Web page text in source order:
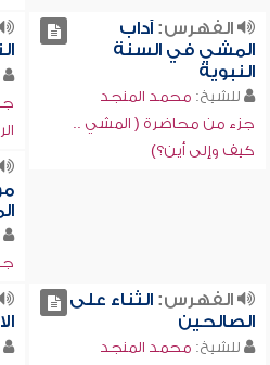
الفهرس:آداب
المشي في السنة
النبوية
للشيخ: محمد المنجد
جزء من محاضرة ( المشي ..
كيف وإلى أين؟)
الفهرس:الثناء على
الصالحين
للشيخ: محمد المنجد